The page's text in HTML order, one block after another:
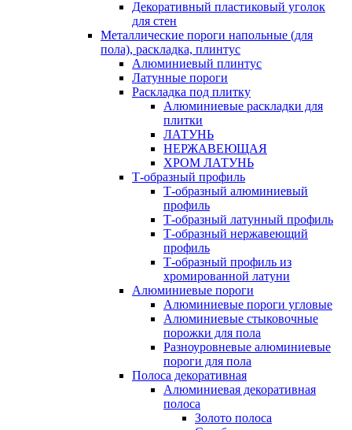
Декоративный пластиковый уголок
для стен
Металлические пороги напольные (для
пола), раскладка, плинтус
Алюминиевый плинтус
Латунные пороги
Раскладка под плитку
Алюминиевые раскладки для
плитки
ЛАТУНЬ
НЕРЖАВЕЮЩАЯ
ХРОМ ЛАТУНЬ
Т-образный профиль
Т-образный алюминиевый
профиль
Т-образный латунный профиль
Т-образный нержавеющий
профиль
Т-образный профиль из
хромированной латуни
Алюминиевые пороги
Алюминиевые пороги угловые
Алюминиевые стыковочные
порожки для пола
Разноуровневые алюминиевые
пороги для пола
Полоса декоративная
Алюминиевая декоративная
полоса
Золото полоса